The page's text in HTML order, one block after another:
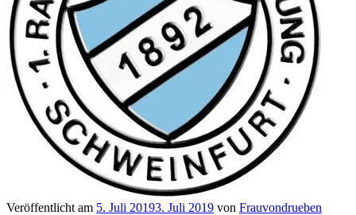
Veröffentlicht am 5. Juli 20193. Juli 2019 von Frauvondrueben